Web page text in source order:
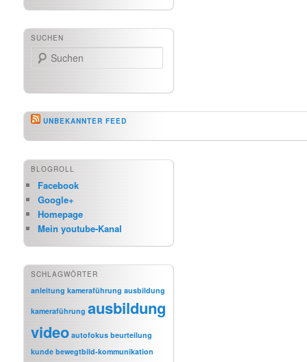
SUCHEN
Suchen
UNBEKANNTER FEED
BLOGROLL
Facebook
Google+
Homepage
Mein youtube-Kanal
SCHLAGWÖRTER
anleitung kameraführung ausbildung
kameraführung ausbildung
video autofokus beurteilung
kunde bewegtbild-kommunikation